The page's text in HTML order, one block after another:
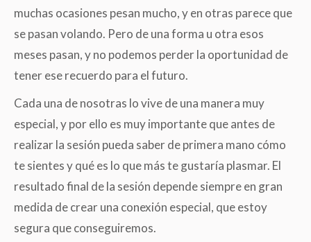
muchas ocasiones pesan mucho, y en otras parece que
se pasan volando. Pero de una forma u otra esos
meses pasan, y no podemos perder la oportunidad de
tener ese recuerdo para el futuro.
Cada una de nosotras lo vive de una manera muy
especial, y por ello es muy importante que antes de
realizar la sesión pueda saber de primera mano cómo
te sientes y qué es lo que más te gustaría plasmar. El
resultado final de la sesión depende siempre en gran
medida de crear una conexión especial, que estoy
segura que conseguiremos.